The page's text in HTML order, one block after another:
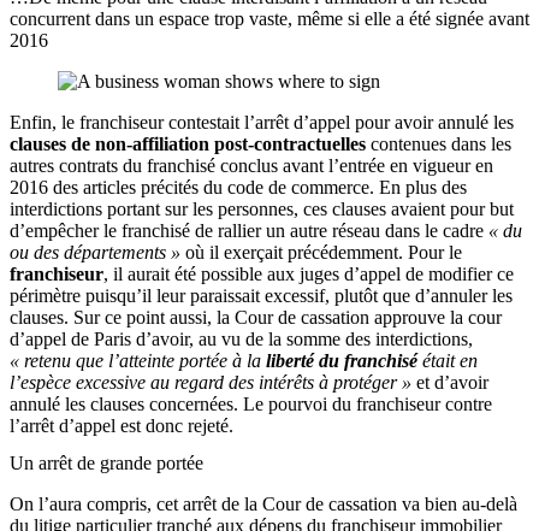
concurrent dans un espace trop vaste, même si elle a été signée avant
2016
Enfin, le franchiseur contestait l’arrêt d’appel pour avoir annulé les
clauses de non-affiliation post-contractuelles contenues dans les
autres contrats du franchisé conclus avant l’entrée en vigueur en
2016 des articles précités du code de commerce. En plus des
interdictions portant sur les personnes, ces clauses avaient pour but
d’empêcher le franchisé de rallier un autre réseau dans le cadre « du
ou des départements » où il exerçait précédemment. Pour le
franchiseur, il aurait été possible aux juges d’appel de modifier ce
périmètre puisqu’il leur paraissait excessif, plutôt que d’annuler les
clauses. Sur ce point aussi, la Cour de cassation approuve la cour
d’appel de Paris d’avoir, au vu de la somme des interdictions,
« retenu que l’atteinte portée à la liberté du franchiséétait en
l’espèce excessive au regard des intérêts à protéger » et d’avoir
annulé les clauses concernées. Le pourvoi du franchiseur contre
l’arrêt d’appel est donc rejeté.
Un arrêt de grande portée
On l’aura compris, cet arrêt de la Cour de cassation va bien au-delà
du litige particulier tranché aux dépens du franchiseur immobilier